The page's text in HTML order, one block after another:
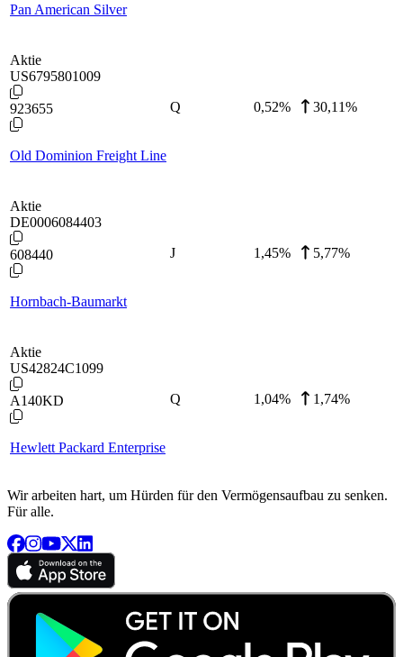
Pan American Silver
Aktie
US6795801009
923655
Old Dominion Freight Line
Q 0,52% 30,11%
Aktie
DE0006084403
608440
Hornbach-Baumarkt
J 1,45% 5,77%
Aktie
US42824C1099
A140KD
Hewlett Packard Enterprise
Q 1,04% 1,74%
Wir arbeiten hart, um Hürden für den Vermögensaufbau zu senken.
Für alle.